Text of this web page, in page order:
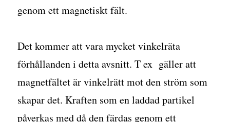
genom ett magnetiskt fält.
Det kommer att vara mycket vinkelräta
förhållanden i detta avsnitt. T ex gäller att
magnetfältet är vinkelrätt mot den ström som
skapar det. Kraften som en laddad partikel
påverkas med då den färdas genom ett